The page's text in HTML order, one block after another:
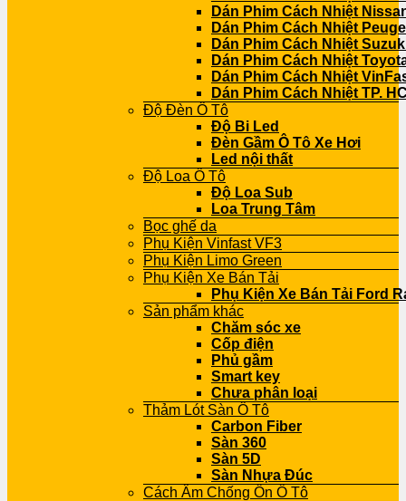
Dán Phim Cách Nhiệt
Dán Phim Cách Nhiệt
Dán Phim Cách Nhiệt
Dán Phim Cách Nhiệt
Dán Phim Cách Nhiệt
Dán Phim Cách Nhiệt TP.
Độ Đèn Ô Tô
Độ Bi Led
Đèn Gầm Ô Tô Xe Hơi
Led nội thất
Độ Loa Ô Tô
Độ Loa Sub
Loa Trung Tâm
Bọc ghế da
Phụ Kiện Vinfast VF3
Phụ Kiện Limo Green
Phụ Kiện Xe Bán Tải
Phụ Kiện Xe Bán Tải Ford
Sản phẩm khác
Chăm sóc xe
Cốp điện
Phủ gầm
Smart key
Chưa phân loại
Thảm Lót Sàn Ô Tô
Carbon Fiber
Sàn 360
Sàn 5D
Sàn Nhựa Đúc
Cách Âm Chống Ồn Ô Tô